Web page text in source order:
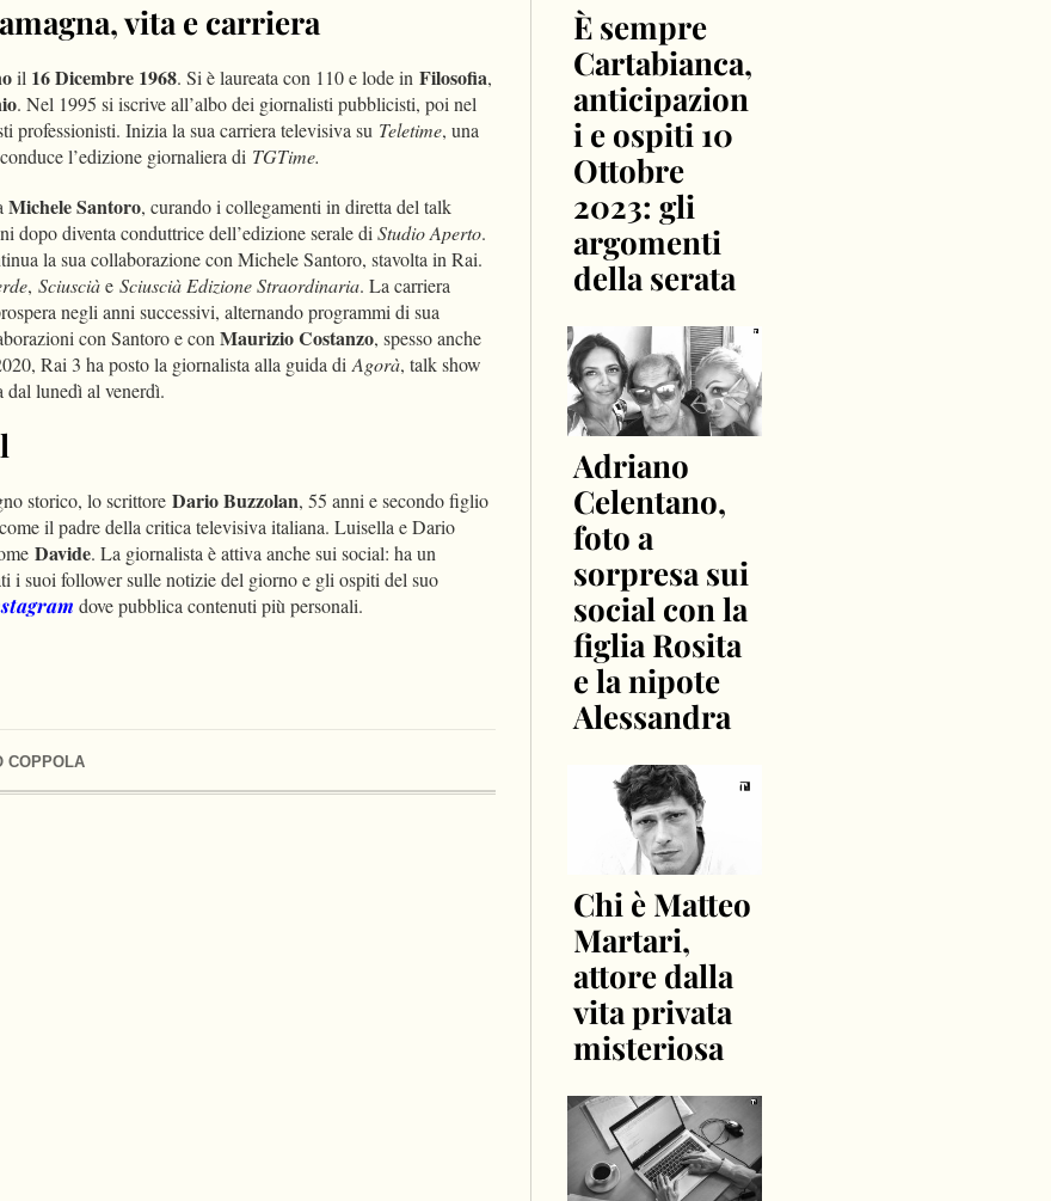
COPPOLA
vita e carriera
il 16 Dicembre 1968. Si è laureata con 110 e lode in Filosofia,
. Nel 1995 si iscrive all’albo dei giornalisti pubblicisti, poi nel
professionisti. Inizia la sua carriera televisiva su Teletime, una
l’edizione giornaliera di TGTime.
Michele Santoro, curando i collegamenti in diretta del talk
dopo diventa conduttrice dell’edizione serale diStudio Aperto.
la sua collaborazione con Michele Santoro, stavolta in Rai.
, Sciusciàe Sciuscià Edizione Straordinaria. La carriera
negli anni successivi, alternando programmi di sua
con Santoro e conMaurizio Costanzo, spesso anche
Rai 3 ha posto la giornalista alla guida diAgorà, talk show
lunedì al venerdì.
storico, lo scrittore Dario Buzzolan, 55 anni e secondo figlio
il padre della critica televisiva italiana. Luisella e Dario
Davide. La giornalista è attiva anche sui social: ha un
i suoi follower sulle notizie del giorno e gli ospiti del suo
dove pubblica contenuti più personali.
È sempre
Cartabianca,
anticipazion
i e ospiti 10
Ottobre
2023: gli
argomenti
della serata
Adriano
Celentano,
foto a
sorpresa sui
social con la
figlia Rosita
e la nipote
Alessandra
Chi è Matteo
Martari,
attore dalla
vita privata
misteriosa